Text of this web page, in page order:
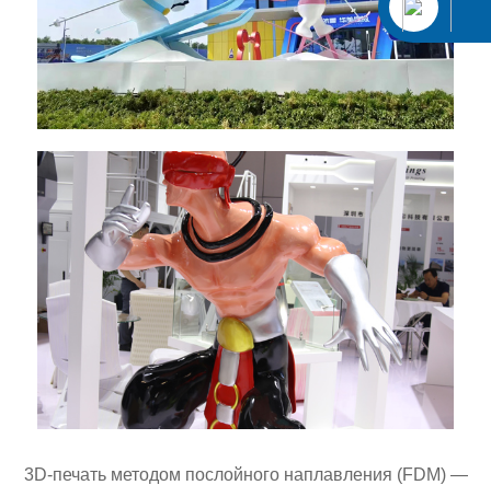
3D-печать методом послойного наплавления (FDM) —